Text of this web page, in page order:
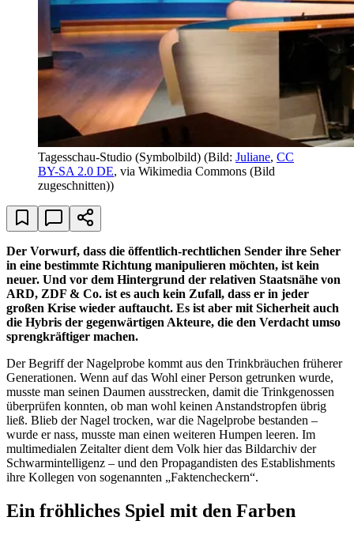
Tagesschau-Studio (Symbolbild) (Bild: Juliane, CC
BY-SA 2.0 DE, via Wikimedia Commons (Bild
zugeschnitten))
Der Vorwurf, dass die öffentlich-rechtlichen Sender ihre Seher
in eine bestimmte Richtung manipulieren möchten, ist kein
neuer. Und vor dem Hintergrund der relativen Staatsnähe von
ARD, ZDF & Co. ist es auch kein Zufall, dass er in jeder
großen Krise wieder auftaucht. Es ist aber mit Sicherheit auch
die Hybris der gegenwärtigen Akteure, die den Verdacht umso
sprengkräftiger machen.
Der Begriff der Nagelprobe kommt aus den Trinkbräuchen früherer
Generationen. Wenn auf das Wohl einer Person getrunken wurde,
musste man seinen Daumen ausstrecken, damit die Trinkgenossen
überprüfen konnten, ob man wohl keinen Anstandstropfen übrig
ließ. Blieb der Nagel trocken, war die Nagelprobe bestanden –
wurde er nass, musste man einen weiteren Humpen leeren. Im
multimedialen Zeitalter dient dem Volk hier das Bildarchiv der
Schwarmintelligenz – und den Propagandisten des Establishments
ihre Kollegen von sogenannten „Faktencheckern“.
Ein fröhliches Spiel mit den Farben